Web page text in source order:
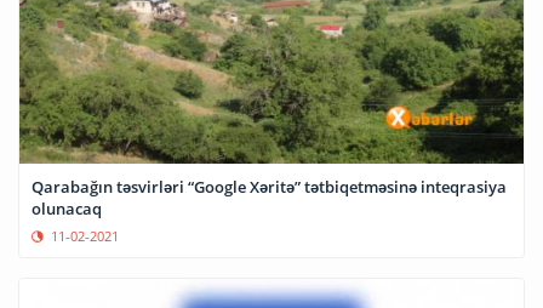
Qarabağın təsvirləri “Google Xəritə” tətbiqetməsinə inteqrasiya
olunacaq
11-02-2021